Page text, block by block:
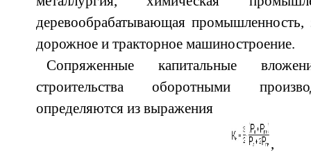
деревообрабатывающая промышленность,
дорожное и тракторное машиностроение.
Сопряженные капитальные
строительства оборотными
определяются из выражения
,